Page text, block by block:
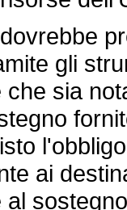
gli
sia
ai